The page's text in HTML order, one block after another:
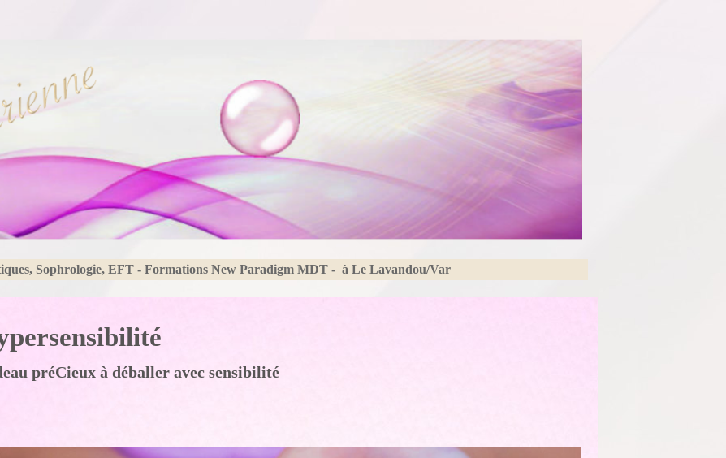
Sophrologie, EFT - Formations New Paradigm MDT - à Le Lavandou/Var
préCieux à déballer avec sensibilité